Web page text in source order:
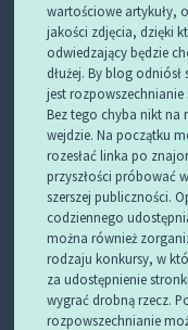
wartościowe artykuły,
jakości zdjęcia, dzięki
odwiedzający będzie
dłużej. By blog odniósł
jest rozpowszechnianie
Bez tego chyba nikt na
wejdzie. Na początku
rozesłać linka po
przyszłości próbować
szerszej publiczności.
codziennego
można również
rodzaju konkursy, w
za udostępnienie
wygrać drobną rzecz.
rozpowszechnianie